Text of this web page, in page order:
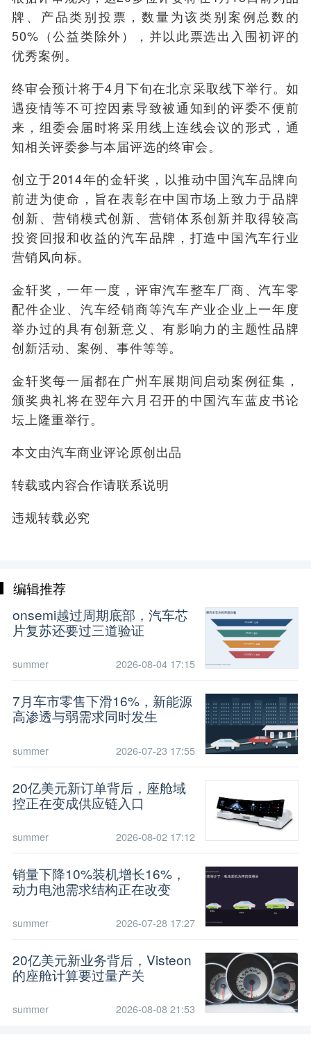
牌、产品类别投票，数量为该类别案例总数的
50%（公益类除外），并以此票选出入围初评的
优秀案例。
终审会预计将于4月下旬在北京采取线下举行。如
遇疫情等不可控因素导致被通知到的评委不便前
来，组委会届时将采用线上连线会议的形式，通
知相关评委参与本届评选的终审会。
创立于2014年的金轩奖，以推动中国汽车品牌向
前进为使命，旨在表彰在中国市场上致力于品牌
创新、营销模式创新、营销体系创新并取得较高
投资回报和收益的汽车品牌，打造中国汽车行业
营销风向标。
金轩奖，一年一度，评审汽车整车厂商、汽车零
配件企业、汽车经销商等汽车产业企业上一年度
举办过的具有创新意义、有影响力的主题性品牌
创新活动、案例、事件等等。
金轩奖每一届都在广州车展期间启动案例征集，
颁奖典礼将在翌年六月召开的中国汽车蓝皮书论
坛上隆重举行。
本文由汽车商业评论原创出品
转载或内容合作请联系说明
违规转载必究
编辑推荐
onsemi越过周期底部，汽车芯
片复苏还要过三道验证
summer 2026-08-04 17:15
7月车市零售下滑16%，新能源
高渗透与弱需求同时发生
summer 2026-07-23 17:55
20亿美元新订单背后，座舱域
控正在变成供应链入口
summer 2026-08-02 17:12
销量下降10%装机增长16%，
动力电池需求结构正在改变
summer 2026-07-28 17:27
20亿美元新业务背后，Visteon
的座舱计算要过量产关
summer 2026-08-08 21:53